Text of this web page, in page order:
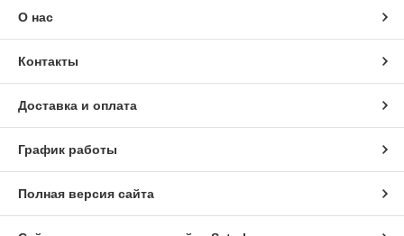
О нас
Контакты
Доставка и оплата
График работы
Полная версия сайта